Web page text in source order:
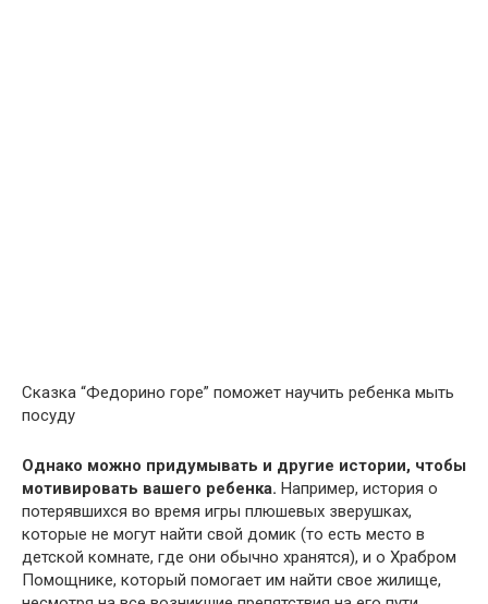
Сказка “Федорино горе” поможет научить ребенка мыть
посуду
Однако можно придумывать и другие истории, чтобы
мотивировать вашего ребенка. Например, история о
потерявшихся во время игры плюшевых зверушках,
которые не могут найти свой домик (то есть место в
детской комнате, где они обычно хранятся), и о Храбром
Помощнике, который помогает им найти свое жилище,